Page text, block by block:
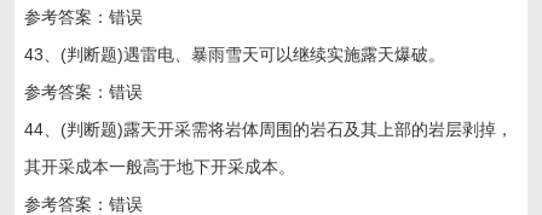
参考答案：错误
43、(判断题)遇雷电、暴雨雪天可以继续实施露天爆破。
参考答案：错误
44、(判断题)露天开采需将岩体周围的岩石及其上部的岩层剥掉，
其开采成本一般高于地下开采成本。
参考答案：错误